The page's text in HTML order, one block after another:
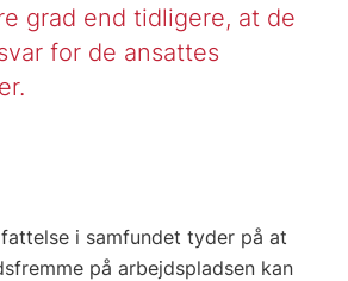
grad end tidligere, at de
for de ansattes
i samfundet tyder på at
på arbejdspladsen kan